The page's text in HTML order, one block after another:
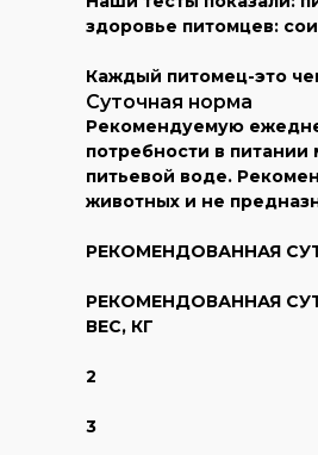
здоровье питомцев:
Каждый питомец-это
Суточная норма
Рекомендуемую
потребности в питании
питьевой воде.
животных и не
РЕКОМЕНДОВАННАЯ
РЕКОМЕНДОВАННАЯ
ВЕС, КГ
2
3